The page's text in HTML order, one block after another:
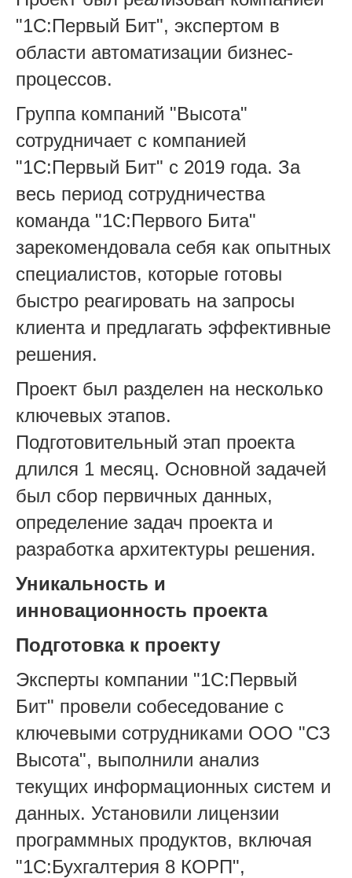
"1С:Первый Бит", экспертом в
области автоматизации бизнес-
процессов.
Группа компаний "Высота"
сотрудничает с компанией
"1С:Первый Бит" с 2019 года. За
весь период сотрудничества
команда "1С:Первого Бита"
зарекомендовала себя как опытных
специалистов, которые готовы
быстро реагировать на запросы
клиента и предлагать эффективные
решения.
Проект был разделен на несколько
ключевых этапов.
Подготовительный этап проекта
длился 1 месяц. Основной задачей
был сбор первичных данных,
определение задач проекта и
разработка архитектуры решения.
Уникальность и
инновационность проекта
Подготовка к проекту
Эксперты компании "1С:Первый
Бит" провели собеседование с
ключевыми сотрудниками ООО "СЗ
Высота", выполнили анализ
текущих информационных систем и
данных. Установили лицензии
программных продуктов, включая
"1С:Бухгалтерия 8 КОРП",